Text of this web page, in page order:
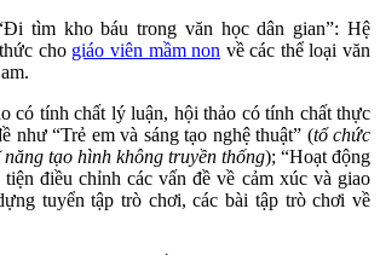
tìm kho báu trong văn học dân gian”: Hệ
cho giáo viên mầm non về các thể loại văn
có tính chất lý luận, hội thảo có tính chất thực
như “Trẻ em và sáng tạo nghệ thuật” (tổ chức
tạo hình không truyền thống); “Hoạt động
điều chỉnh các vấn đề về cảm xúc và giao
tuyển tập trò chơi, các bài tập trò chơi về